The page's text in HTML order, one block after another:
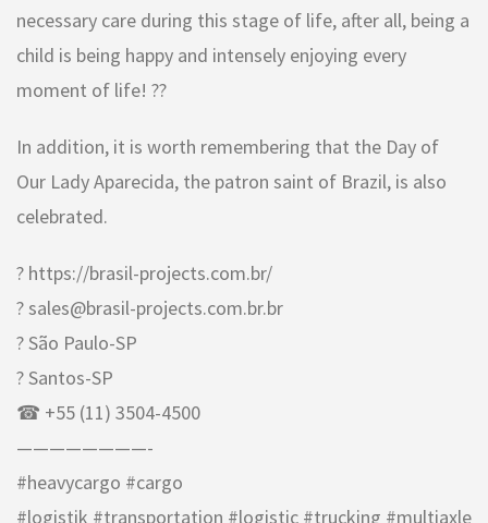
necessary care during this stage of life, after all, being a
child is being happy and intensely enjoying every
moment of life! ??
In addition, it is worth remembering that the Day of
Our Lady Aparecida, the patron saint of Brazil, is also
celebrated.
? https://brasil-projects.com.br/
? sales@brasil-projects.com.br.br
? São Paulo-SP
? Santos-SP
☎ +55 (11) 3504-4500
————————-
#heavycargo #cargo
#logistik #transportation #logistic #trucking #multiaxle